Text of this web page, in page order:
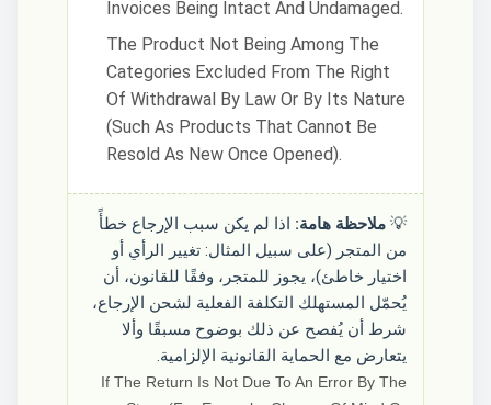
Invoices Being Intact And Undamaged.
The Product Not Being Among The
Categories Excluded From The Right
Of Withdrawal By Law Or By Its Nature
(such As Products That Cannot Be
Resold As New Once Opened).
💡 ملاحظة هامة: اذا لم يكن سبب الإرجاع خطأً
من المتجر (على سبيل المثال: تغيير الرأي أو
اختيار خاطئ)، يجوز للمتجر، وفقًا للقانون، أن
يُحمّل المستهلك التكلفة الفعلية لشحن الإرجاع،
شرط أن يُفصح عن ذلك بوضوح مسبقًا وألا
يتعارض مع الحماية القانونية الإلزامية.
If The Return Is Not Due To An Error By The